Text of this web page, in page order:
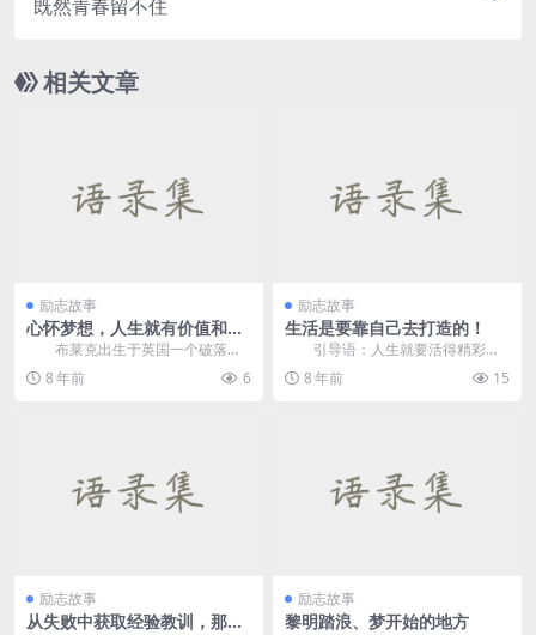
既然青春留不住
相关文章
励志故事
心怀梦想，人生就有价值和意
布莱克出生于英国一个破落的
农场主家庭。他从小喜欢画画。
布...
8 年前 6
励志故事
生活是要靠自己去打造的！
引导语：人生就要活得精彩，
活得漂亮。哪怕有曲折痛苦，也是
人生的小插曲。 &n...
8 年前 15
励志故事
从失败中获取经验教训，那么
励志故事
黎明踏浪、梦开始的地方